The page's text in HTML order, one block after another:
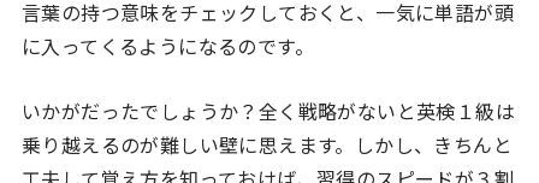
言葉の持つ意味をチェックしておくと、一気に単語が頭
に入ってくるようになるのです。
いかがだったでしょうか？全く戦略がないと英検１級は
乗り越えるのが難しい壁に思えます。しかし、きちんと